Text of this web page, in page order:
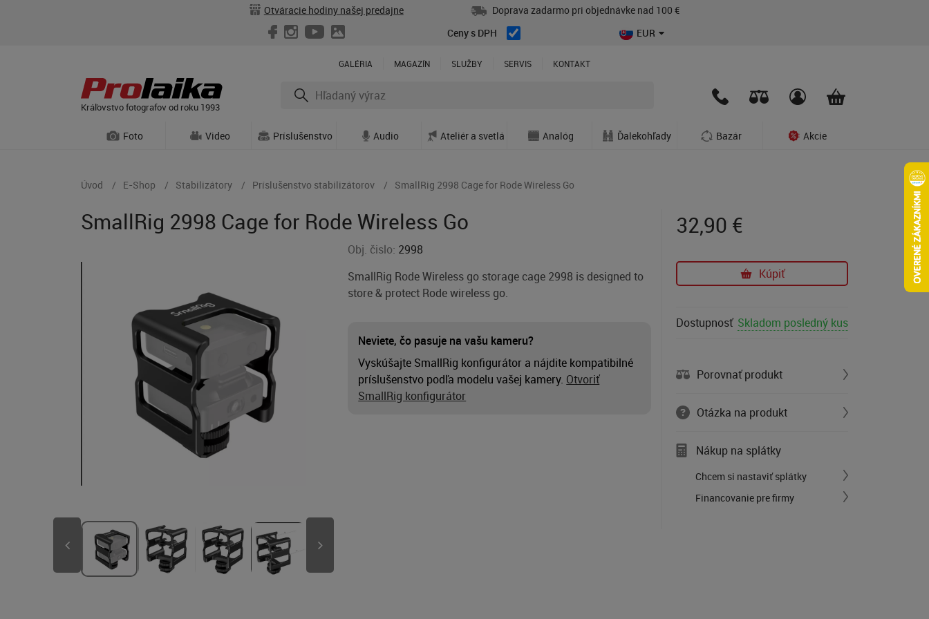
Otváracie hodiny našej predajne
Doprava zadarmo pri objednávke nad 100 €
Ceny s DPH
EUR
GALÉRIA MAGAZÍN SLUŽBY SERVIS KONTAKT
Kráľovstvo fotografov od roku 1993
Foto Video Príslušenstvo Audio Ateliér a svetlá Analóg Ďalekohľady Bazár Akcie
Úvod E-Shop Stabilizátory Príslušenstvo stabilizátorov SmallRig 2998 Cage for Rode Wireless Go
SmallRig 2998 Cage for Rode Wireless Go
Obj. čislo: 2998
SmallRig Rode Wireless go storage cage 2998 is designed to
store & protect Rode wireless go.
Neviete, čo pasuje na vašu kameru?
Vyskúšajte SmallRig konfigurátor a nájdite kompatibilné
príslušenstvo podľa modelu vašej kamery. Otvoriť
SmallRig konfigurátor
32,90 €
Kúpiť
Dostupnosť Skladom posledný kus
Porovnať produkt
Otázka na produkt
Nákup na splátky
Chcem si nastaviť splátky
Financovanie pre firmy